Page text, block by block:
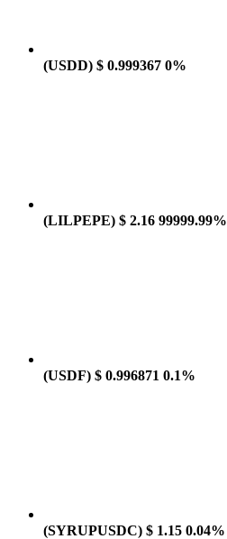
(USDD) $ 0.999367 0%
(LILPEPE) $ 2.16 99999.99%
(USDF) $ 0.996871 0.1%
(SYRUPUSDC) $ 1.15 0.04%